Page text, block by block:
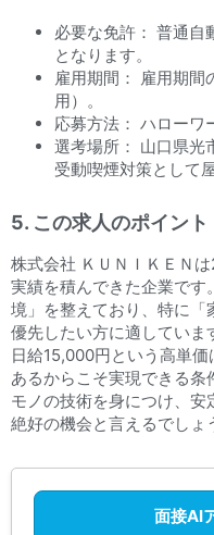
必要な免許： 普通自
となります。
雇用期間： 雇用期間
用）。
応募方法： ハローワ
選考場所： 山口県光
受動喫煙対策として
5. この求人のポイント
株式会社 ＫＵＮＩＫＥＮ
実績を積んできた企業で
境」を整えており、特に「
優先したい方に適していま
日給15,000円という高単
あるからこそ実現できる
モノの技術を身につけ、安
絶好の機会と言えるでしょ
面接AI